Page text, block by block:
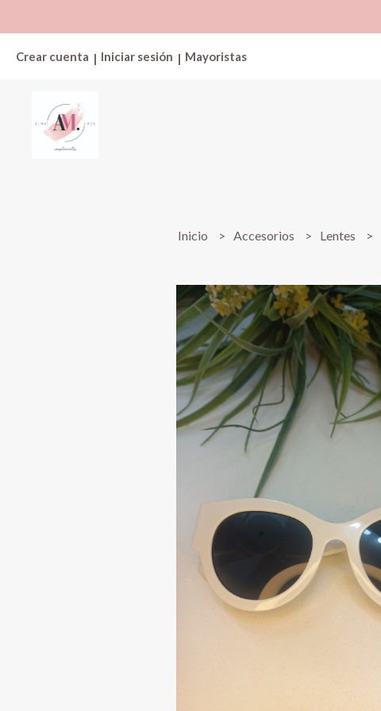
Crear cuenta | Iniciar sesión | Mayoristas
Inicio Accesorios Lentes